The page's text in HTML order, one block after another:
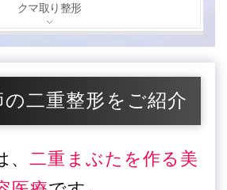
クマ取り整形
の二重整形をご紹介
、二重まぶたを作る美